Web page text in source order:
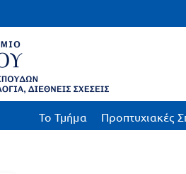
To Τμήμα Προπτυχιακές